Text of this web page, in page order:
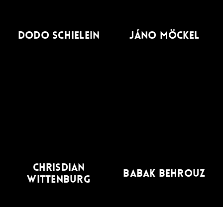
DODO SCHIELEIN JÁNO MÖCKEL
CHRISDIAN
WITTENBURG
BABAK BEHROUZ